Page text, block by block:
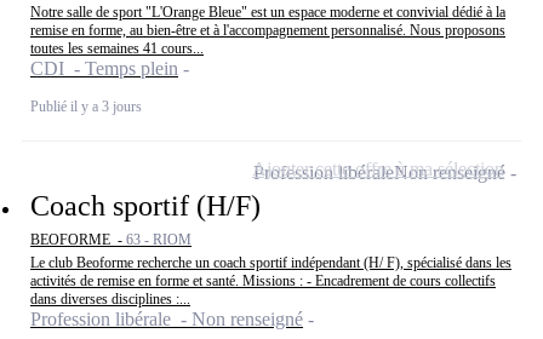
Notre salle de sport "L'Orange Bleue" est un espace moderne et convivial dédié à la
remise en forme, au bien-être et à l'accompagnement personnalisé. Nous proposons
toutes les semaines 41 cours...
CDI - Temps plein
Publié il y a 3 jours
Coach sportif (H/F)
BEOFORME - 63 - RIOM
Le club Beoforme recherche un coach sportif indépendant (H/ F), spécialisé dans les
activités de remise en forme et santé. Missions : - Encadrement de cours collectifs
dans diverses disciplines :...
Profession libérale - Non renseigné
Profession libéraleNon renseigné
Ajouter cette offre à ma sélection